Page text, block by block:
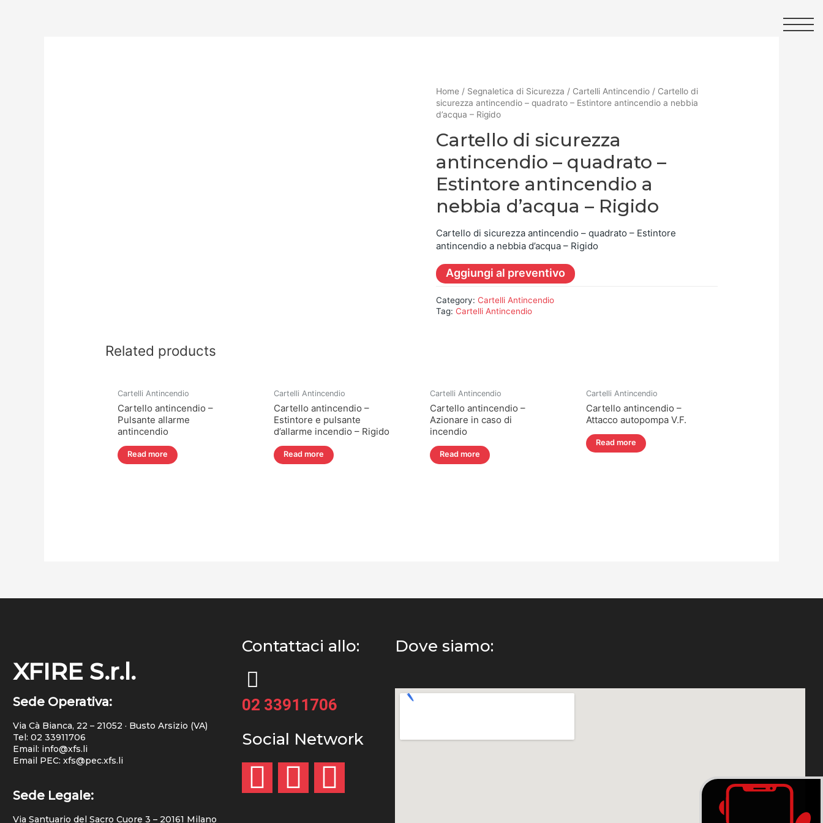
Home / Segnaletica di Sicurezza / Cartelli Antincendio / Cartello di
sicurezza antincendio – quadrato – Estintore antincendio a nebbia
d’acqua – Rigido
Cartello di sicurezza
antincendio – quadrato –
Estintore antincendio a
nebbia d’acqua – Rigido
Cartello di sicurezza antincendio – quadrato – Estintore
antincendio a nebbia d’acqua – Rigido
Aggiungi al preventivo
Category: Cartelli Antincendio
Tag: Cartelli Antincendio
Related products
Cartelli Antincendio
Cartello antincendio –
Pulsante allarme
antincendio
Read more
Cartelli Antincendio
Cartello antincendio –
Estintore e pulsante
d’allarme incendio – Rigido
Read more
Cartelli Antincendio
Cartello antincendio –
Azionare in caso di
incendio
Read more
Cartelli Antincendio
Cartello antincendio –
Attacco autopompa V.F.
Read more
XFIRE S.r.l.
Sede Operativa:
Via Cà Bianca, 22 – 21052 · Busto Arsizio (VA)
Tel: 02 33911706
Email: info@xfs.li
Email PEC: xfs@pec.xfs.li
Sede Legale:
Via Santuario del Sacro Cuore 3 – 20161 Milano
Contattaci allo:
02 33911706
Social Network
Dove siamo: